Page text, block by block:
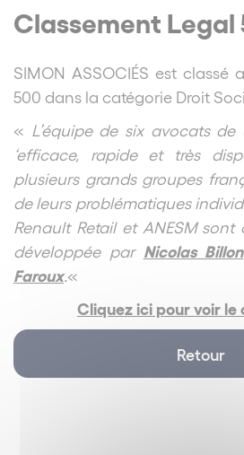
Classement Legal
SIMON ASSOCIÉS est
500 dans la catégorie Droit
« L’équipe de six avocats de
‘efficace, rapide et très
plusieurs grands groupes
de leurs problématiques
Renault Retail et ANESM sont
développée par Nicolas Billon
Faroux.«
Cliquez ici pour voir le
Retour